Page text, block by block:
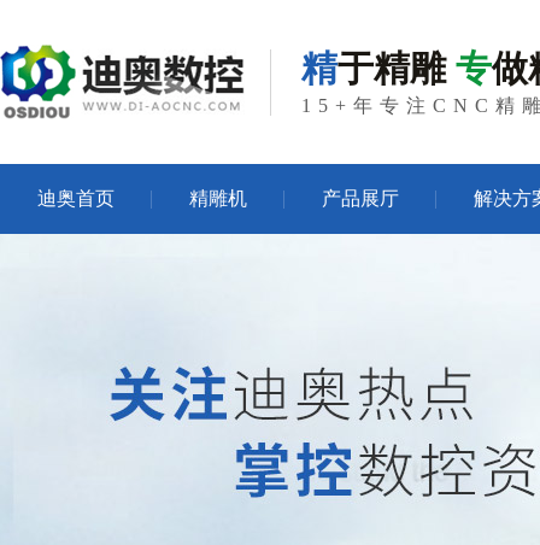
精于精雕 专做
15+年专注CNC精
迪奥首页 精雕机 产品展厅 解决方